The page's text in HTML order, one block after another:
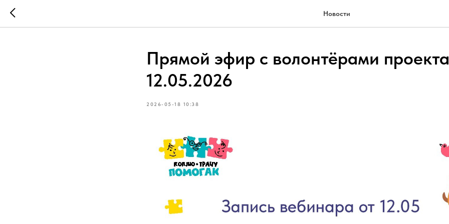
Новости
Прямой эфир с волонтёрами проекта
12.05.2026
2026-05-18 10:38